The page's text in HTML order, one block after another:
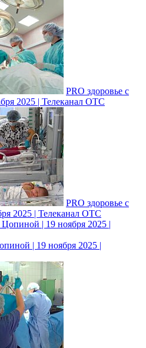
PRO здоровье с
2025 | Телеканал ОТС
PRO здоровье с
2025 | Телеканал ОТС
| 19 ноября 2025 |